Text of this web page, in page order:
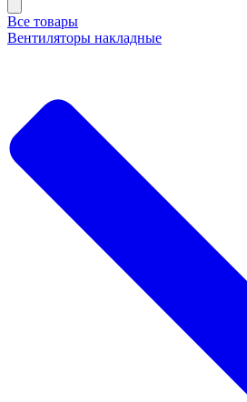
Все товары
Вентиляторы накладные